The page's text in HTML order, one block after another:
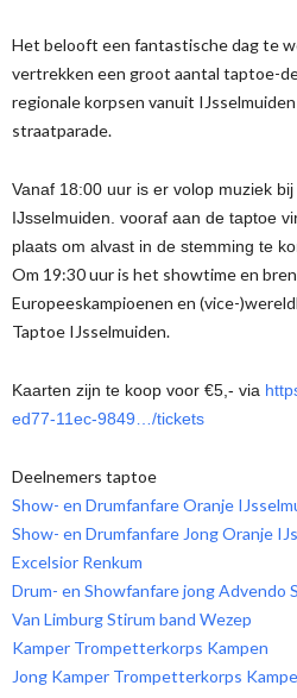
Het belooft een fantastische dag te
vertrekken een groot aantal taptoe-
regionale korpsen vanuit
straatparade.
Vanaf 18:00 uur is er volop muziek bij
IJsselmuiden. vooraf aan de taptoe
plaats om alvast in de stemming te
Om 19:30 uur is het showtime en
Europeeskampioenen en (vice-
Taptoe IJsselmuiden.
Kaarten zijn te koop voor €5,- via
ed77-11ec-9849…/tickets
Deelnemers taptoe
Show- en Drumfanfare Oranje
Show- en Drumfanfare Jong Oranje
Excelsior Renkum
Drum- en Showfanfare jong Advendo
Van Limburg Stirum band Wezep
Kamper Trompetterkorps Kampen
Jong Kamper Trompetterkorps